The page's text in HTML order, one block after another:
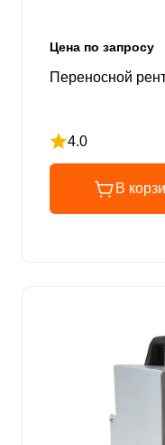
Цена по запросу
Переносной
4.0
Рейтинг 4 из 5
В